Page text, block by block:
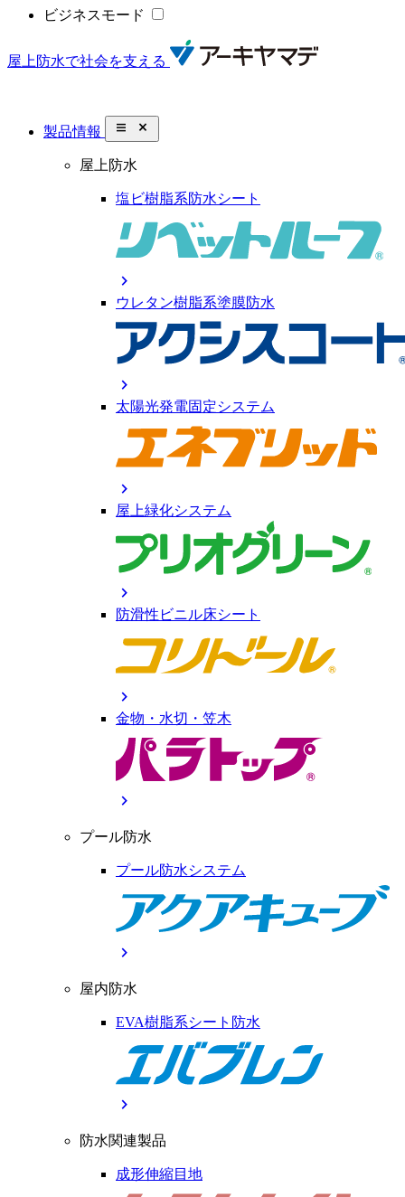
ビジネスモード
屋上防水で社会を支える
製品情報 close_small
屋上防水
塩ビ樹脂系防水シート
chevron_right
ウレタン樹脂系塗膜防水
chevron_right
太陽光発電固定システム
chevron_right
屋上緑化システム
chevron_right
防滑性ビニル床シート
chevron_right
金物・水切・笠木
chevron_right
プール防水
プール防水システム
chevron_right
屋内防水
EVA樹脂系シート防水
chevron_right
防水関連製品
成形伸縮目地